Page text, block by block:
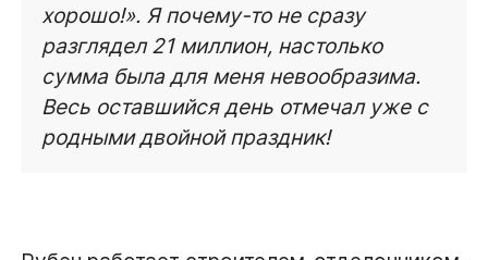
хорошо!». Я почему-то не сразу
разглядел 21 миллион, настолько
сумма была для меня невообразима.
Весь оставшийся день отмечал уже с
родными двойной праздник!